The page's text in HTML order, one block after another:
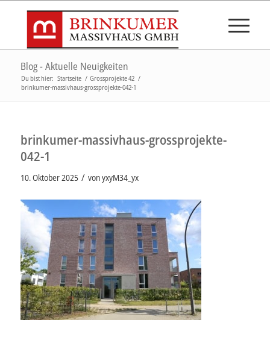
Blog - Aktuelle Neuigkeiten
Du bist hier: Startseite / Grossprojekte 42 /
brinkumer-massivhaus-grossprojekte-042-1
brinkumer-massivhaus-grossprojekte-
042-1
10. Oktober 2025 / vonyxyM34_yx